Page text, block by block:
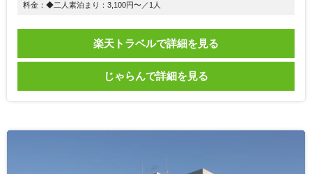
料金：◆二人素泊まり：3,100円〜／1人
楽天トラベルで詳細を見る
じゃらんで詳細を見る